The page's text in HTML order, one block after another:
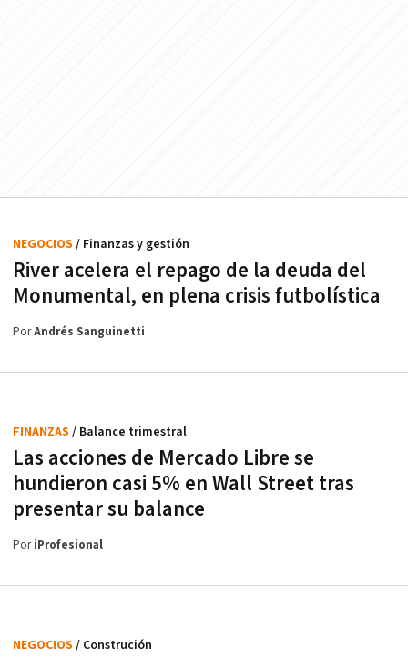
River acelera el repago de la deuda del
Monumental, en plena crisis futbolística
NEGOCIOS / Finanzas y gestión
PorAndrés Sanguinetti
Las acciones de Mercado Libre se
hundieron casi 5% en Wall Street tras
presentar su balance
FINANZAS / Balance trimestral
PoriProfesional
NEGOCIOS / Construción